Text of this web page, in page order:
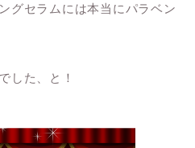
グセラムには本当にパラベン
した、と！